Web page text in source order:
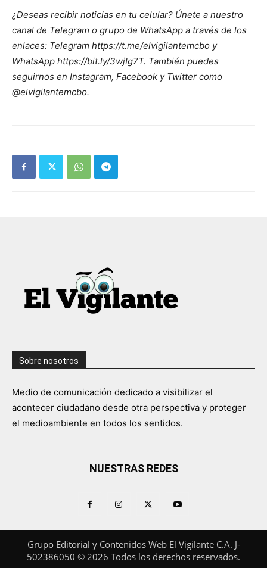
¿Deseas recibir noticias en tu celular? Únete a nuestro
canal de Telegram o grupo de WhatsApp a través de los
enlaces: Telegram https://t.me/elvigilantemcbo y
WhatsApp https://bit.ly/3wjIg7T. También puedes
seguirnos en Instagram, Facebook y Twitter como
@elvigilantemcbo.
Sobre nosotros
Medio de comunicación dedicado a visibilizar el
acontecer ciudadano desde otra perspectiva y proteger
el medioambiente en todos los sentidos.
NUESTRAS REDES
Grupo Editorial y Contenidos Web El Vigilante C.A. J-
502386050 © 2026 Todos los derechos reservados.